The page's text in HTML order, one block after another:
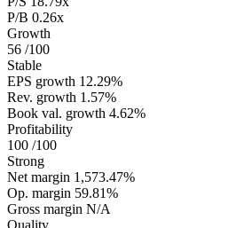
P/B 0.26x
Growth
56 /100
Stable
EPS growth 12.29%
Rev. growth 1.57%
Book val. growth 4.62%
Profitability
100 /100
Strong
Net margin 1,573.47%
Op. margin 59.81%
Gross margin N/A
Quality